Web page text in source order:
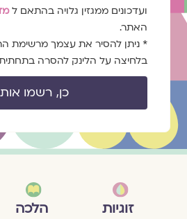
הסכמה
ועדכונים ממגזין גלויה בהתאם ל
האתר.
* ניתן להסיר את עצמך מרשימת
בלחיצה על הלינק להסרה בתחתית
כן, רשמו
זוגיות הלכה